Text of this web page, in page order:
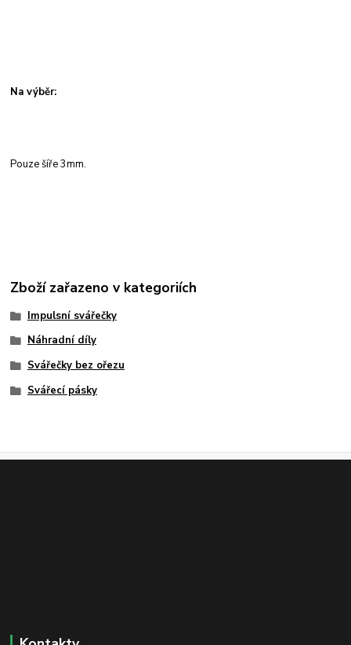
Na výběr:
Pouze šíře 3mm.
Zboží zařazeno v kategoriích
Impulsní svářečky
Náhradní díly
Svářečky bez ořezu
Svářecí pásky